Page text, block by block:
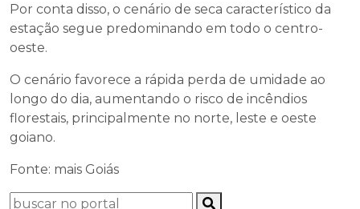
Por conta disso, o cenário de seca característico da
estação segue predominando em todo o centro-
oeste.
O cenário favorece a rápida perda de umidade ao
longo do dia, aumentando o risco de incêndios
florestais, principalmente no norte, leste e oeste
goiano.
Fonte: mais Goiás